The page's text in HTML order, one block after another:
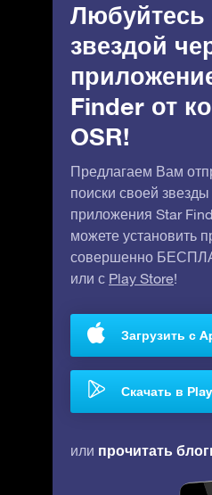
Любуйтесь
звездой
Finder от
OSR!
Предлагаем Вам
поиски своей
приложения Star
можете установить
совершенно
или с Play Store!
Загрузить с
Скачать в
или прочитать